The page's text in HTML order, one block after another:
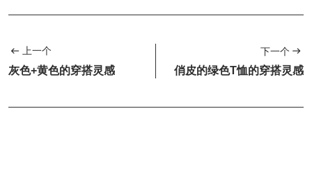
上一个
灰色+黄色的穿搭灵感
下一个
俏皮的绿色T恤的穿搭灵感